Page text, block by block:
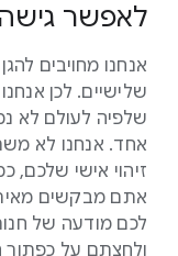
לאפשר גישה
אנחנו מחויבים
שלישיים. לכן
שלפיה לעולם לא
אחד. אנחנו לא
זיהוי אישי שלכם,
אתם מבקשים
לכם מודעה של
ולחצתם על